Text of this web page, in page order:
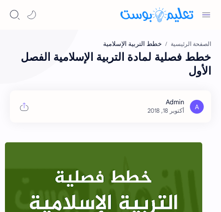
الصفحة الرئيسية خطط التربية الإسلامية
خطط فصلية لمادة التربية الإسلامية الفصل
الأول